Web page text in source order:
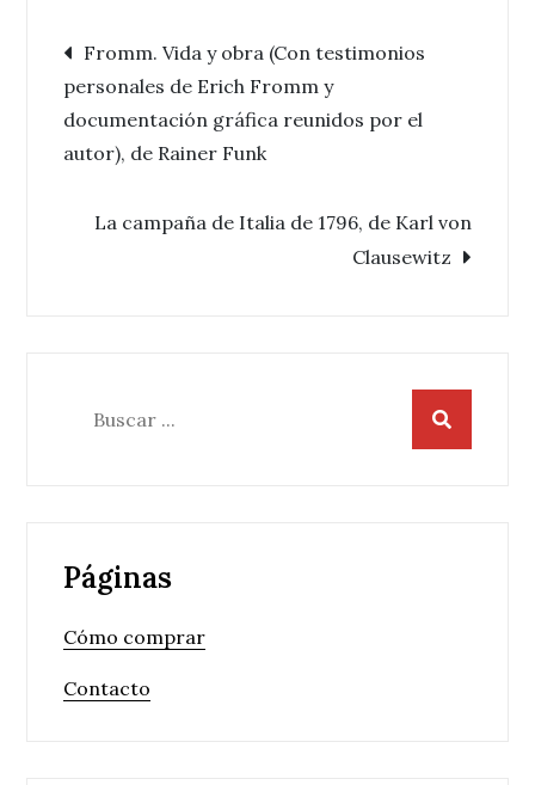
Navegación
de
entradas
Fromm. Vida y obra (Con testimonios
personales de Erich Fromm y
documentación gráfica reunidos por el
autor), de Rainer Funk
La campaña de Italia de 1796, de Karl von
Clausewitz
Páginas
Cómo comprar
Contacto